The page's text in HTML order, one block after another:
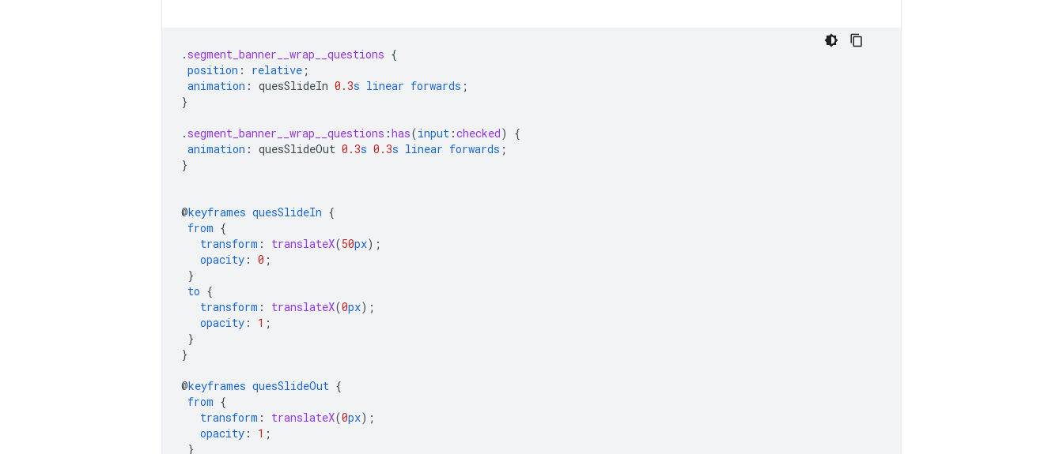
. segment_banner__wrap__questions {
position : relative ;
animation : quesSlideIn 0.3s linear forwards ;
}
. segment_banner__wrap__questions :has(input :checked)
{
animation : quesSlideOut 0.3s 0.3s linear forwards ;
}
@keyframes quesSlideIn {
from {
transform : translateX(50px);
opacity : 0 ;
}
to {
transform : translateX(0px);
opacity : 1 ;
}
}
@keyframes quesSlideOut {
from {
transform : translateX(0px);
opacity : 1 ;
}